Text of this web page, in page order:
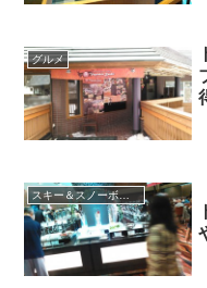
グルメ
スキー＆スノーボード